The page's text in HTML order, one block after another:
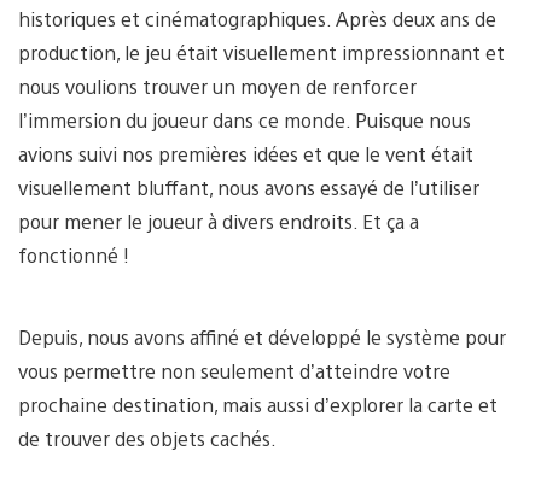
historiques et cinématographiques. Après deux ans de
production, le jeu était visuellement impressionnant et
nous voulions trouver un moyen de renforcer
l’immersion du joueur dans ce monde. Puisque nous
avions suivi nos premières idées et que le vent était
visuellement bluffant, nous avons essayé de l’utiliser
pour mener le joueur à divers endroits. Et ça a
fonctionné !
Depuis, nous avons affiné et développé le système pour
vous permettre non seulement d’atteindre votre
prochaine destination, mais aussi d’explorer la carte et
de trouver des objets cachés.